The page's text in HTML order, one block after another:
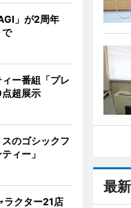
最
」が2周年
ー番組「プレ
超展示
のゴシックフ
ィー」
ラクター21店